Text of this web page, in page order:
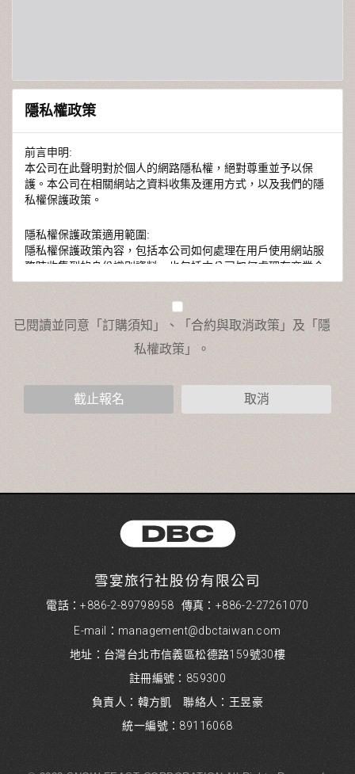
隱私權政策
前言申明:
本公司在此聲明對於個人的網路隱私權，絕對尊重並予以保
護。本公司在相關網站之資料收集及運用方式，以及我們的隱
私權保護政策。
隱私權保護政策適用範圍:
隱私權保護政策內容，包括本公司如何處理在用戶使用網站服
務時收集到的身份識別資料，也包括本公司如何處理在商業合
作與本公司合作時分享的任何身份識別資料。隱私權保護政策
不適用於本公司以外的公司或網站群，與非本站所僱用或管理
人員。例如您透過本公司旗下網站上的廣告廠商連結，這些置
放連結的廠商也可能蒐集您個人的資料。對於您主動提供的個
人資訊，這些廣告廠商或連結網站有其個別的隱私權保護政
策，其資料處理措施不適用於本公司隱私權保護政策。
您個人在本網站上的聊天室或討論區中任意公開個人資料的行
為，在非經加密的保護下，亦不適用於本公司隱私權保護政
資料的蒐集與使用方式:
為了在本網站提供您最佳的互動性服務，可能會請您提供相關
個人的資料，其範圍如下：
本網站在您使用服務信箱、問卷調查等互動性功能時，會保留
於一般瀏覽時，伺服器會自行記錄相關行徑，包括您使用連線
設備的 IP 位址、使用時間、使用的瀏覽器、瀏覽及點選資料記
用，決不對外公布。
為提供精確的服務，我們會將收集的問卷調查內容進行統計與
分析，分析結果之統計數據或說明文字呈現，除供內部研究
人之資料。
除非取得您的同意或其他法令之特別規定，本網站絕不會將您
在您於本網站註冊帳號、使用本網站相關產品、服務、活動或
贈獎時，本網站會收集您的個人識別資料，本網站也可以從商
當客戶在本網站註冊時，我們會取得您的姓名、電話、住址、
截止報名 取消
雪宴旅行社股份有限公司
電話：+886-2-89798958
傳真：+886-2-27261070
E-mail：management@dbctaiwan.com
地址：台灣台北市信義區松德路159號30樓
註冊編號：859300
負責人：韓方凱 聯絡人：王昱豪
統一編號：89116068